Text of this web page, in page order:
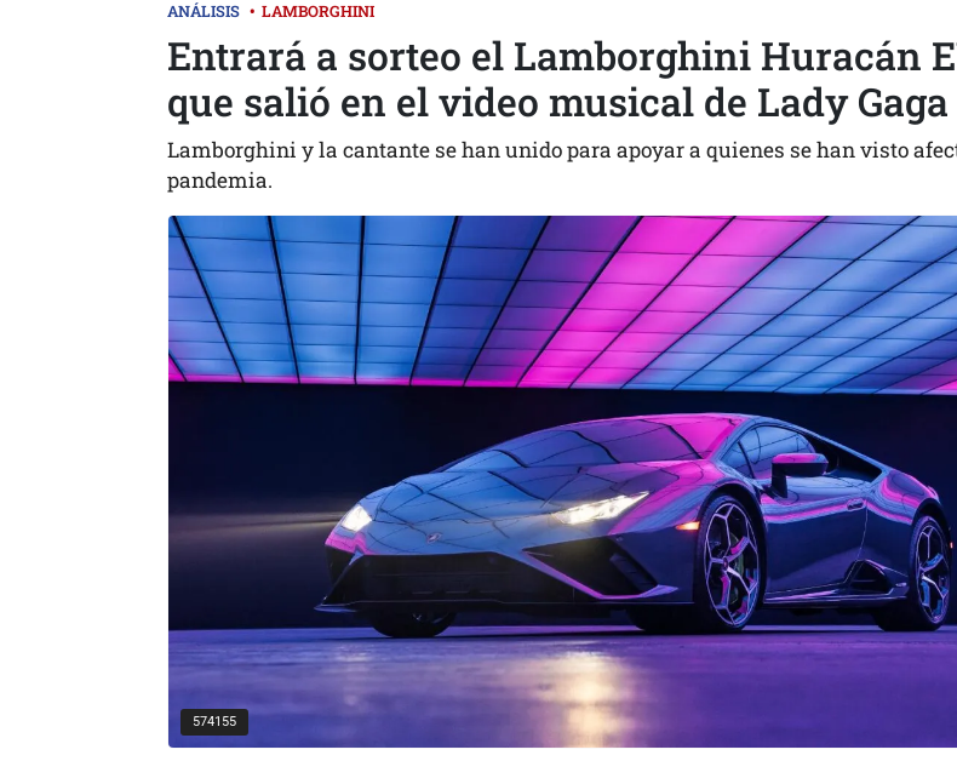
ANÁLISIS • LAMBORGHINI
Entrará a sorteo el Lamborghini Huracán
que salió en el video musical de Lady Gaga
Lamborghini y la cantante se han unido para apoyar a quienes se han visto
pandemia.
574155